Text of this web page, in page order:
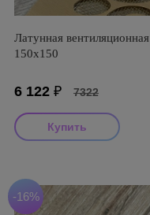
Латунная
150х150
6 122 ₽ 7322
-16%